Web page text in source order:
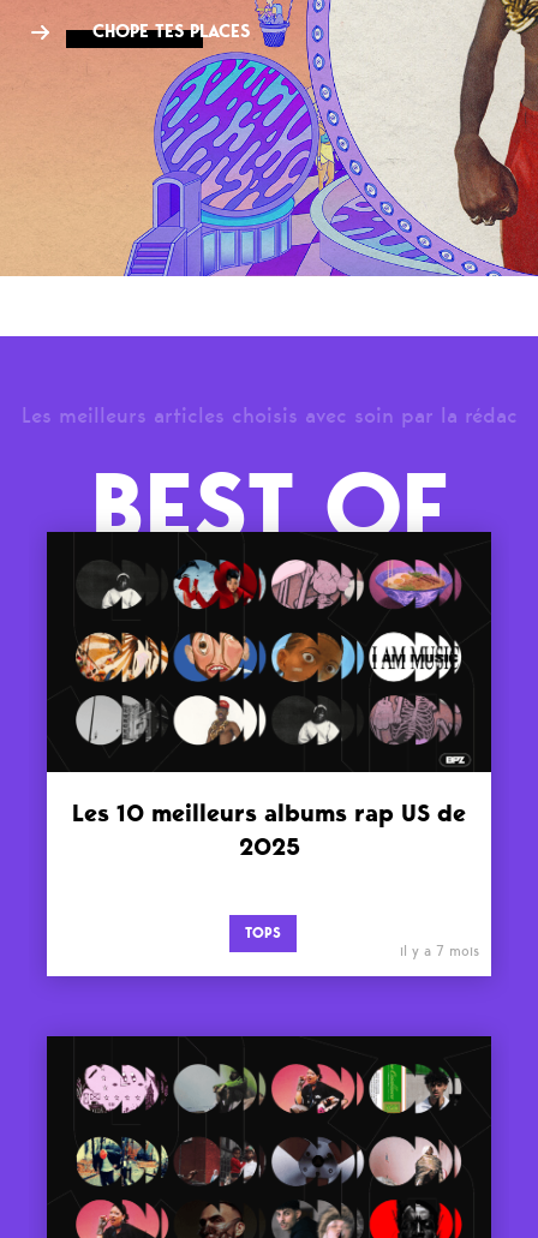
CHOPE TES PLACES
Les meilleurs articles choisis avec soin par la rédac
BEST OF
Les 10 meilleurs albums rap US de
2025
TOPS
il y a 7 mois